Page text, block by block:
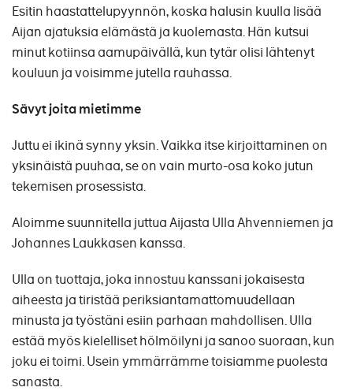
Esitin haastattelupyynnön, koska halusin kuulla lisää
Aijan ajatuksia elämästä ja kuolemasta. Hän kutsui
minut kotiinsa aamupäivällä, kun tytär olisi lähtenyt
kouluun ja voisimme jutella rauhassa.
Sävyt joita mietimme
Juttu ei ikinä synny yksin. Vaikka itse kirjoittaminen on
yksinäistä puuhaa, se on vain murto-osa koko jutun
tekemisen prosessista.
Aloimme suunnitella juttua Aijasta Ulla Ahvenniemen ja
Johannes Laukkasen kanssa.
Ulla on tuottaja, joka innostuu kanssani jokaisesta
aiheesta ja tiristää periksiantamattomuudellaan
minusta ja työstäni esiin parhaan mahdollisen. Ulla
estää myös kielelliset hölmöilyni ja sanoo suoraan, kun
joku ei toimi. Usein ymmärrämme toisiamme puolesta
sanasta.